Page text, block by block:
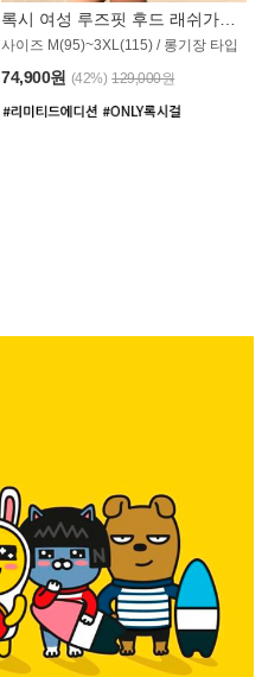
사이즈 M(95)~3XL(115) / 롱기장 타입
74,900원 (42%) 129,000원